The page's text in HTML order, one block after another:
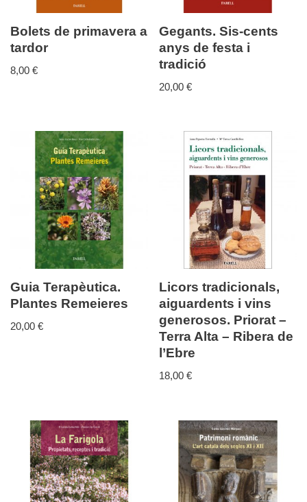
Bolets de primavera a
tardor
8,00 €
Gegants. Sis-cents
anys de festa i
tradició
20,00€
Guia Terapèutica.
Plantes Remeieres
20,00 €
Licors tradicionals,
aiguardents i vins
generosos. Priorat –
Terra Alta – Ribera de
l’Ebre
18,00€